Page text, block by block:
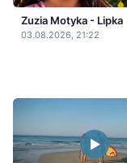
Zuzia Motyka - Lipka
03.08.2026, 21:22